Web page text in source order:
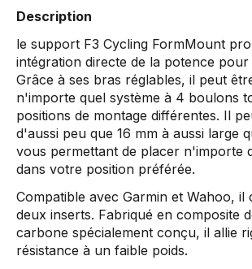
Description
le support F3 Cycling FormMount
intégration directe de la potence
Grâce à ses bras réglables, il peut
n'importe quel système à 4 boulons
positions de montage différentes. Il
d'aussi peu que 16 mm à aussi large
vous permettant de placer n'importe
dans votre position préférée.
Compatible avec Garmin et Wahoo, il
deux inserts. Fabriqué en composite
carbone spécialement conçu, il allie
résistance à un faible poids.